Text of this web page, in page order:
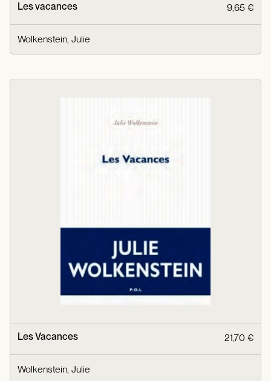
Les vacances 9,65 €
Wolkenstein, Julie
Les Vacances 21,70 €
Wolkenstein, Julie